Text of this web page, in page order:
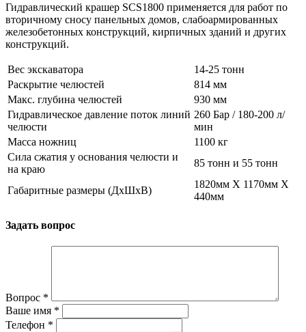
Гидравлический крашер SCS1800 применяется для работ по
вторичному сносу панельных домов, слабоармированных
железобетонных конструкций, кирпичных зданий и других
конструкций.
Вес экскаватора
14-25 тонн
Раскрытие челюстей
814 мм
Макс. глубина челюстей
930 мм
Гидравлическое давление поток линий
челюсти
260 Бар / 180-200 л/
мин
Масса ножниц
1100 кг
Сила сжатия у основания челюсти и
на краю
85 тонн и 55 тонн
Габаритные размеры (ДхШхВ)
1820мм Х 1170мм Х
440мм
Задать вопрос
Вопрос *
Ваше имя *
Телефон *